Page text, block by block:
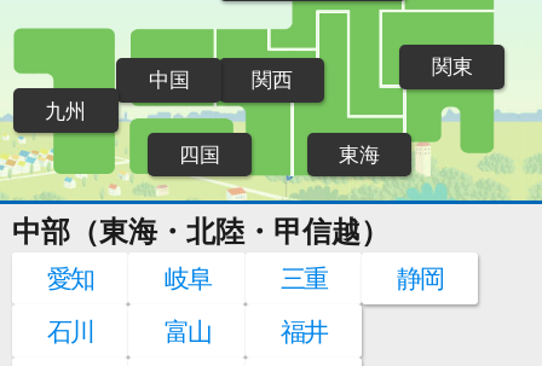
関東
東海
関西
中国
四国
九州
中部（東海・北陸・甲信越）
愛知 岐阜 三重
静岡
石川
富山
福井